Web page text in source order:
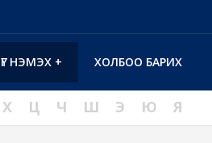
ХОЛБОО БАРИХ
ҮГ НЭМЭХ +
Х Ц Ч Ш Э Ю Я